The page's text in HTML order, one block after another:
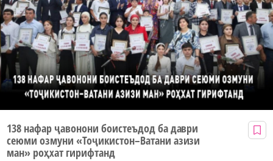
138 нафар ҷавонони боистеъдод ба даври
сеюми озмуни «Тоҷикистон–Ватани азизи
ман» роҳхат гирифтанд